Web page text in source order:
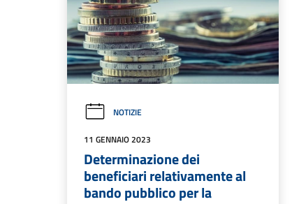
NOTIZIE
11 GENNAIO 2023
Determinazione dei
beneficiari relativamente al
bando pubblico per la